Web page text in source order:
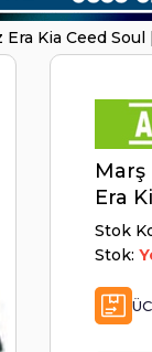
Kia Ceed Soul
Era
Stok
Stok: